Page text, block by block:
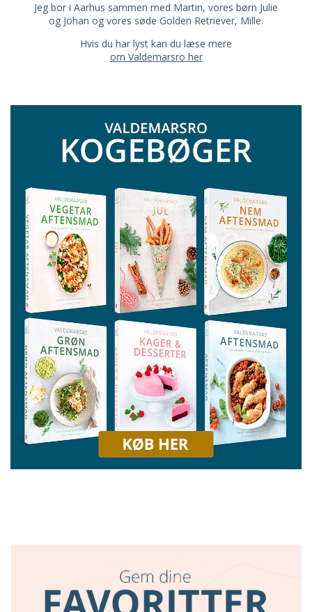
Jeg bor i Aarhus sammen med Martin, vores børn Julie
og Johan og vores søde Golden Retriever, Mille.
Hvis du har lyst kan du læse mere
om Valdemarsro her